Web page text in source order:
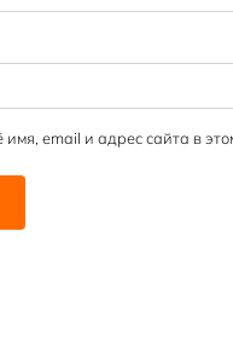
имя, email и адрес сайта в